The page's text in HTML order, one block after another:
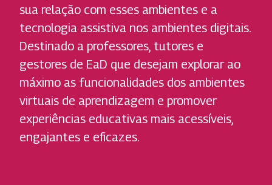
sua relação com esses ambientes e a
tecnologia assistiva nos ambientes digitais.
Destinado a professores, tutores e
gestores de EaD que desejam explorar ao
máximo as funcionalidades dos ambientes
virtuais de aprendizagem e promover
experiências educativas mais acessíveis,
engajantes e eficazes.